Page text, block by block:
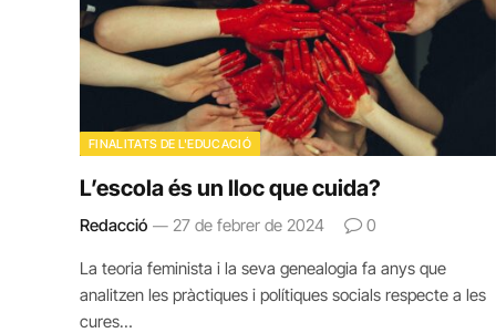
FINALITATS DE L'EDUCACIÓ
L’escola és un lloc que cuida?
Redacció 27 de febrer de 2024 0
La teoria feminista i la seva genealogia fa anys que
analitzen les pràctiques i polítiques socials respecte a les
cures…